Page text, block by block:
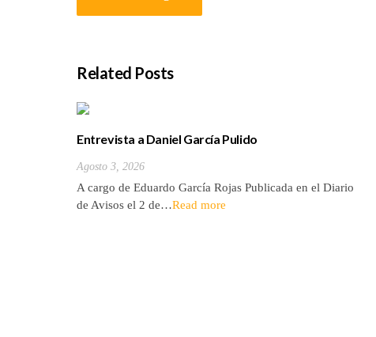
Related Posts
Entrevista a Daniel García Pulido
Agosto 3, 2026
A cargo de Eduardo García Rojas Publicada en el Diario
de Avisos el 2 de…Read more